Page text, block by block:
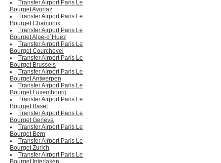
Transfer Airport Paris Le
Bourget Avoriaz
Transfer Airport Paris Le
Bourget Chamonix
Transfer Airport Paris Le
Bourget Alpe-d`Huez
Transfer Airport Paris Le
Bourget Courchevel
Transfer Airport Paris Le
Bourget Brussels
Transfer Airport Paris Le
Bourget Antwerpen
Transfer Airport Paris Le
Bourget Luxembourg
Transfer Airport Paris Le
Bourget Basel
Transfer Airport Paris Le
Bourget Geneva
Transfer Airport Paris Le
Bourget Bern
Transfer Airport Paris Le
Bourget Zurich
Transfer Airport Paris Le
Bourget Interlaken